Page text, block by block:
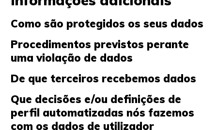
Como são protegidos os seus dados
Procedimentos previstos perante
uma violação de dados
De que terceiros recebemos dados
Que decisões e/ou definições de
perfil automatizadas nós fazemos
com os dados de utilizador